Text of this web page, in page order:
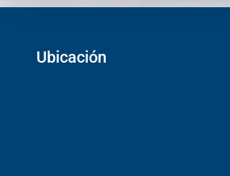
Ubicación